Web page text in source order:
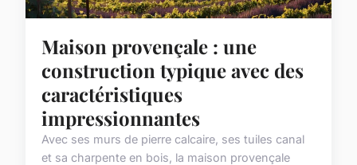
Maison provençale : une
construction typique avec des
caractéristiques
impressionnantes
Avec ses murs de pierre calcaire, ses tuiles canal
et sa charpente en bois, la maison provençale